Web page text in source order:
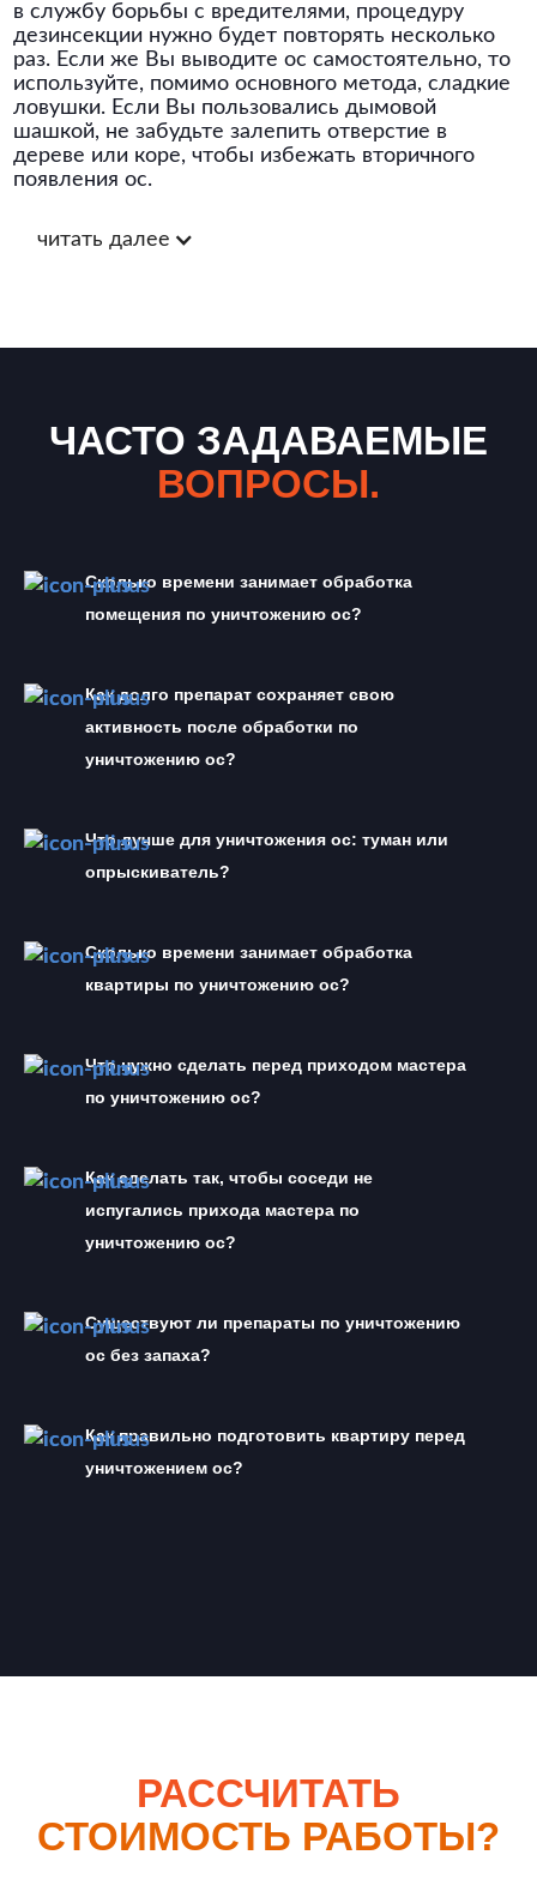
в службу борьбы с вредителями, процедуру
дезинсекции нужно будет повторять несколько
раз. Если же Вы выводите ос самостоятельно, то
используйте, помимо основного метода, сладкие
ловушки. Если Вы пользовались дымовой
шашкой, не забудьте залепить отверстие в
дереве или коре, чтобы избежать вторичного
появления ос.
читать далее
ЧАСТО ЗАДАВАЕМЫЕ
ВОПРОСЫ.
Сколько времени занимает обработка
помещения по уничтожению ос?
Как долго препарат сохраняет свою
активность после обработки по
уничтожению ос?
Что лучше для уничтожения ос: туман или
опрыскиватель?
Сколько времени занимает обработка
квартиры по уничтожению ос?
Что нужно сделать перед приходом мастера
по уничтожению ос?
Как сделать так, чтобы соседи не
испугались прихода мастера по
уничтожению ос?
Существуют ли препараты по уничтожению
ос без запаха?
Как правильно подготовить квартиру перед
уничтожением ос?
РАССЧИТАТЬ
СТОИМОСТЬ РАБОТЫ?